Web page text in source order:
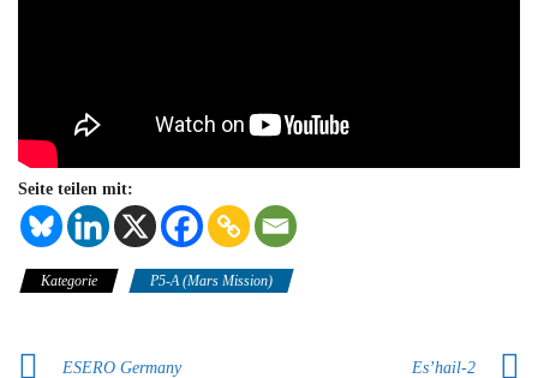
Seite teilen mit:
Kategorie P5-A (Mars Mission)
ESERO Germany
Es’hail-2